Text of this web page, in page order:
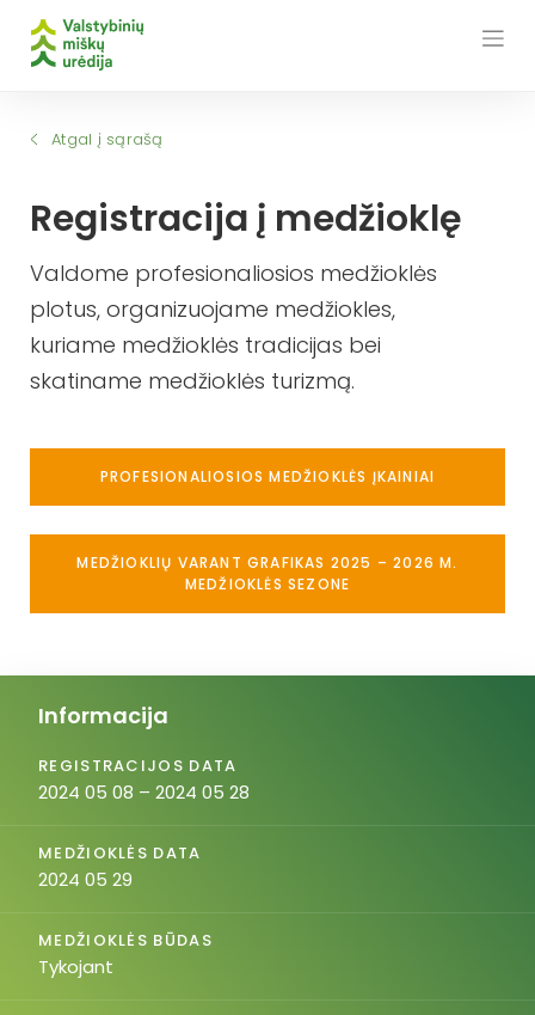
Atgal į sąrašą
Registracija į medžioklę
Valdome profesionaliosios medžioklės
plotus, organizuojame medžiokles,
kuriame medžioklės tradicijas bei
skatiname medžioklės turizmą.
PROFESIONALIOSIOS MEDŽIOKLĖS ĮKAINIAI
MEDŽIOKLIŲ VARANT GRAFIKAS 2025 – 2026 M.
MEDŽIOKLĖS SEZONE
Informacija
REGISTRACIJOS DATA
2024 05 08 – 2024 05 28
MEDŽIOKLĖS DATA
2024 05 29
MEDŽIOKLĖS BŪDAS
Tykojant